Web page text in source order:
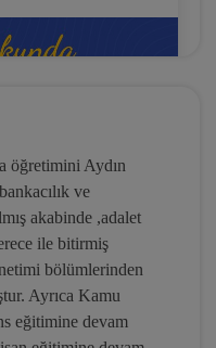
Eğitimi
Aydın
ve
akabinde ,adalet
ile bitirmiş
bölümlerinden
Ayrıca Kamu
eğitimine devam